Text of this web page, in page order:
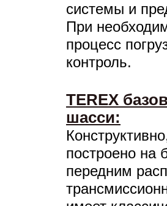
системы и
При
процесс
контроль.
TEREX
шасси:
построено на
передним